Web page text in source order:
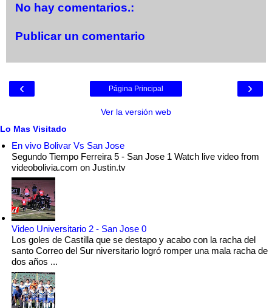
No hay comentarios.:
Publicar un comentario
‹ ›
Página Principal
Ver la versión web
Lo Mas Visitado
En vivo Bolivar Vs San Jose
Segundo Tiempo Ferreira 5 - San Jose 1 Watch live video from
videobolivia.com on Justin.tv
Video Universitario 2 - San Jose 0
Los goles de Castilla que se destapo y acabo con la racha del
santo Correo del Sur niversitario logró romper una mala racha de
dos años ...